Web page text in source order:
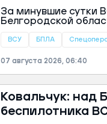
За минувшие сутки
Белгородской
муниципалитетов
ВСУ БПЛА
07 августа 2026, 06:40
Ковальчук: над
беспилотника